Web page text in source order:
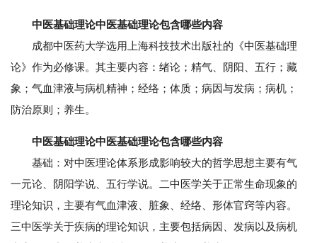
中医基础理论中医基础理论包含哪些内容
成都中医药大学选用上海科技技术出版社的《中医基础理
论》作为必修课。其主要内容：绪论；精气、阴阳、五行；藏
象；气血津液与病机精神；经络；体质；病因与发病；病机；
防治原则；养生。
中医基础理论中医基础理论包含哪些内容
基础：对中医理论体系形成影响较大的哲学思想主要有气
一元论、阴阳学说、五行学说。二中医学关于正常生命现象的
理论知识，主要有气血津液、脏象、经络、形体官窍等内容。
三中医学关于疾病的理论知识，主要包括病因、发病以及病机